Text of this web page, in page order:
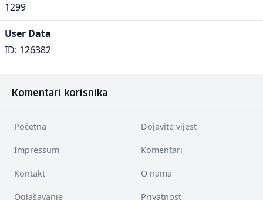
1299
User Data
ID: 126382
Komentari korisnika
Početna Dojavite vijest
Impressum Komentari
Kontakt O nama
Oglašavanje Privatnost